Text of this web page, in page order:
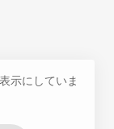
示にしていま